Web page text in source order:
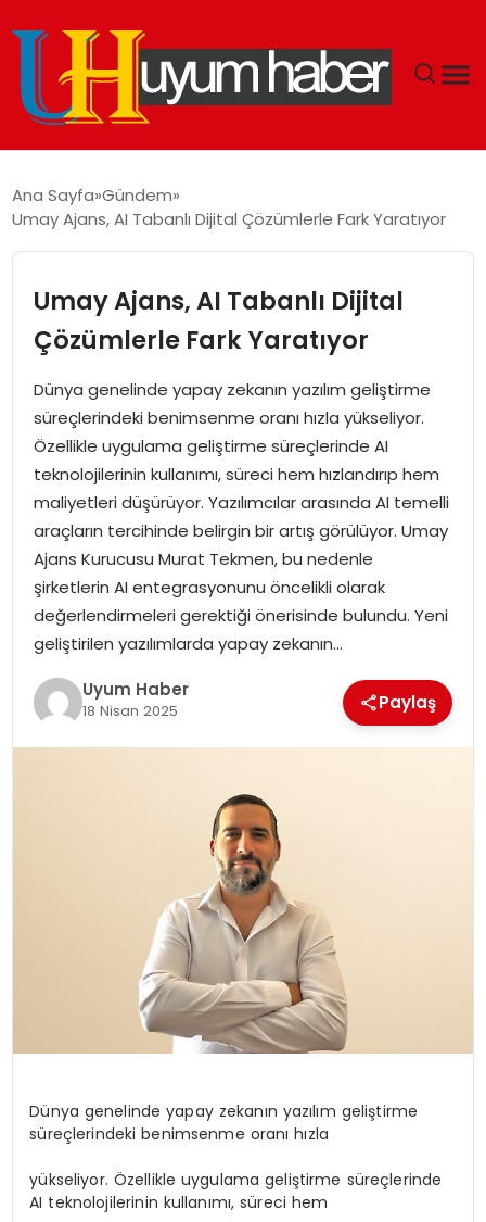
EKONOMI
SIYASET
DÜNYA
SPOR
TEKNOLOJI
SAĞLIK
MAGAZIN
YAŞAM
Ana Sayfa Gündem
Umay Ajans, AI Tabanlı Dijital Çözümlerle Fark Yaratıyor
Umay Ajans, AI Tabanlı Dijital
Çözümlerle Fark Yaratıyor
Dünya genelinde yapay zekanın yazılım geliştirme
süreçlerindeki benimsenme oranı hızla yükseliyor.
Özellikle uygulama geliştirme süreçlerinde AI
teknolojilerinin kullanımı, süreci hem hızlandırıp hem
maliyetleri düşürüyor. Yazılımcılar arasında AI temelli
araçların tercihinde belirgin bir artış görülüyor. Umay
Ajans Kurucusu Murat Tekmen, bu nedenle
şirketlerin AI entegrasyonunu öncelikli olarak
değerlendirmeleri gerektiği önerisinde bulundu. Yeni
geliştirilen yazılımlarda yapay zekanın…
Uyum Haber
18 Nisan 2025 Paylaş
Dünya genelinde yapay zekanın yazılım geliştirme
süreçlerindeki benimsenme oranı hızla
yükseliyor. Özellikle uygulama geliştirme süreçlerinde
AI teknolojilerinin kullanımı, süreci hem